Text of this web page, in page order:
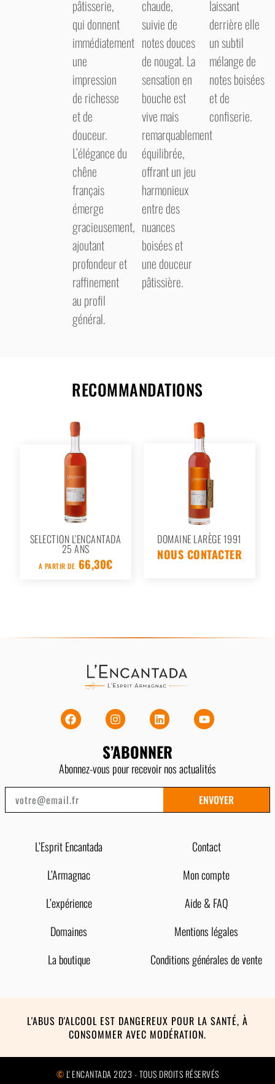
pâtisserie,
qui donnent
immédiatement
une
impression
de richesse
et de
douceur.
L’élégance du
chêne
français
émerge
gracieusement,
ajoutant
profondeur et
raffinement
au profil
général.
chaude,
suivie de
notes douces
de nougat. La
sensation en
bouche est
vive mais
remarquablement
équilibrée,
offrant un jeu
harmonieux
entre des
nuances
boisées et
une douceur
pâtissière.
laissant
derrière elle
un subtil
mélange de
notes boisées
et de
confiserie.
RECOMMANDATIONS
SELECTION L’ENCANTADA
25 ANS
A PARTIR DE 66,30€
DOMAINE LARÈGE 1991
NOUS CONTACTER
L’Esprit Encantada
L’Armagnac
L’expérience
Domaines
La boutique
S’ABONNER
Abonnez-vous pour recevoir nos actualités
ENVOYER
Contact
Mon compte
Aide & FAQ
Mentions légales
Conditions générales de vente
L'ABUS D'ALCOOL EST DANGEREUX POUR LA SANTÉ, À
CONSOMMER AVEC MODÉRATION.
© L' ENCANTADA 2023 - TOUS DROITS RÉSERVÉS